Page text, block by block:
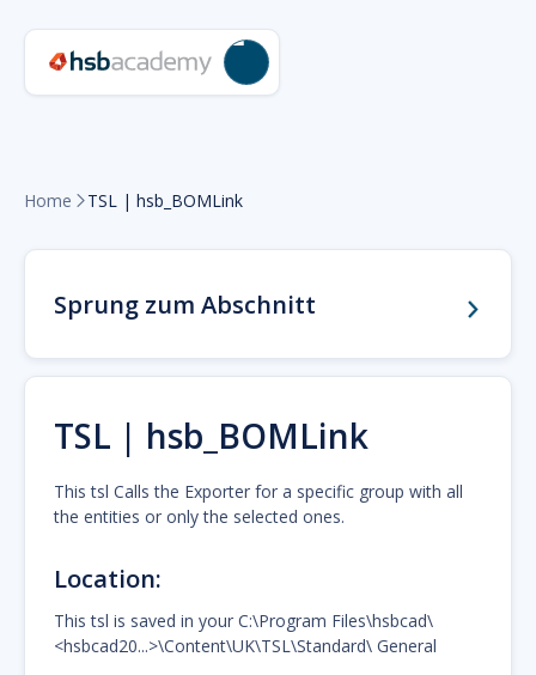
Home  TSL | hsb_BOMLink
Sprung zum Abschnitt
TSL | hsb_BOMLink
This tsl Calls the Exporter for a specific group with all
the entities or only the selected ones.
Location:
This tsl is saved in your C:\Program Files\hsbcad\
<hsbcad20...>\Content\UK\TSL\Standard\ General